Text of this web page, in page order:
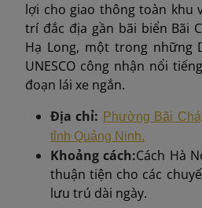
lợi cho giao thông toàn khu
trí đắc địa gần bãi biển Bãi
Hạ Long, một trong những
UNESCO công nhận nổi
đoạn lái xe ngắn.
Địa chỉ: Phường Bãi
tỉnh Quảng Ninh.
Khoảng cách:Cách Hà
thuận tiện cho các
lưu trú dài ngày.